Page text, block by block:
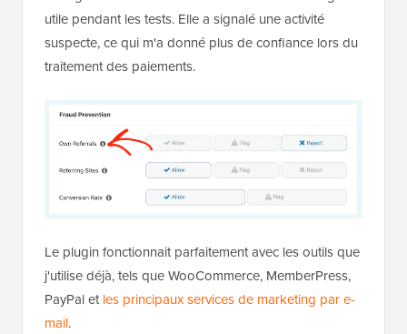
utile pendant les tests. Elle a signalé une activité
suspecte, ce qui m'a donné plus de confiance lors du
traitement des paiements.
Le plugin fonctionnait parfaitement avec les outils que
j'utilise déjà, tels que WooCommerce, MemberPress,
PayPal etles principaux services de marketing par e-
mail.